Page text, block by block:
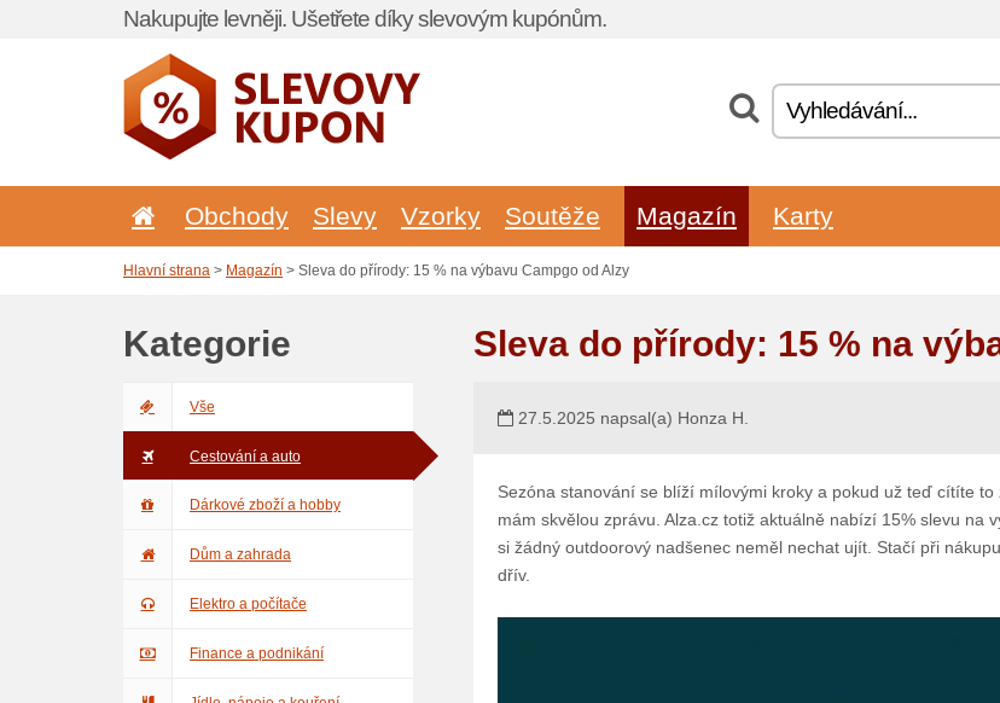
Nakupujte levněji. Ušetřete díky slevovým kupónům.
Obchody Slevy Vzorky Soutěže Magazín Karty
Hlavní strana > Magazín > Sleva do přírody: 15 % na výbavu Campgo od Alzy
Kategorie
Vše
Cestování a auto
Dárkové zboží a hobby
Dům a zahrada
Elektro a počítače
Finance a podnikání
Sleva do přírody: 15 % na
27.5.2025 napsal(a) Honza H.
Sezóna stanování se blíží mílovými kroky a pokud už teď cítíte
mám skvělou zprávu. Alza.cz totiž aktuálně nabízí 15% slevu
si žádný outdoorový nadšenec neměl nechat ujít. Stačí při nákupu
dřív.